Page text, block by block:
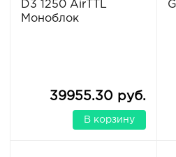
D3 1250 AirTTL
Моноблок
39955.30 руб.
В корзину